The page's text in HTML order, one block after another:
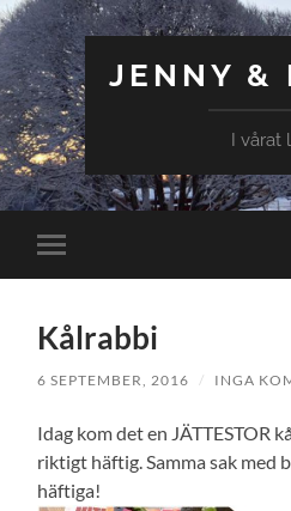
JENNY &
I vårat
Slå
på/av
Kålrabbi
6 SEPTEMBER, 2016 / INGA
Idag kom det en JÄTTESTOR
riktigt häftig. Samma sak
häftiga!